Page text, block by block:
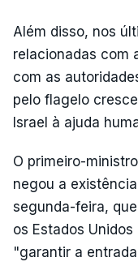
Além disso, nos
relacionadas com
com as
pelo flagelo
Israel à ajuda
O primeiro-
negou a
segunda-feira,
os Estados
"garantir a